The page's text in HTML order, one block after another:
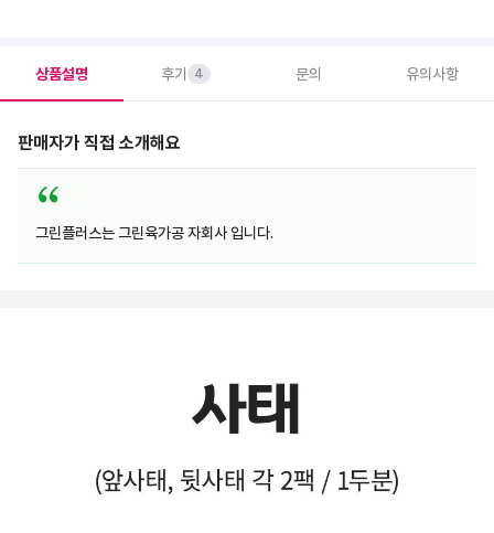
상품설명 후기 4 문의 유의사항
판매자가 직접 소개해요
그린플러스는 그린육가공 자회사 입니다.